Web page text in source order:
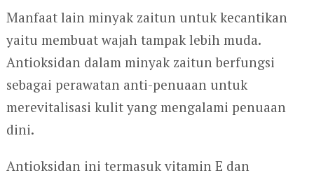
Manfaat lain minyak zaitun untuk kecantikan
yaitu membuat wajah tampak lebih muda.
Antioksidan dalam minyak zaitun berfungsi
sebagai perawatan anti-penuaan untuk
merevitalisasi kulit yang mengalami penuaan
dini.
Antioksidan ini termasuk vitamin E dan